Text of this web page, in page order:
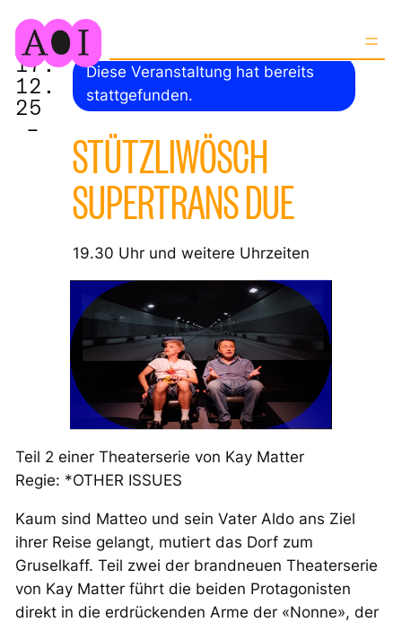
Diese Veranstaltung hat bereits
stattgefunden.
STÜTZLIWÖSCH
SUPERTRANS DUE
19.30 Uhr und weitere Uhrzeiten
17.
12.
25
–
Teil 2 einer Theaterserie von Kay Matter
Regie: *OTHER ISSUES
Kaum sind Matteo und sein Vater Aldo ans Ziel
ihrer Reise gelangt, mutiert das Dorf zum
Gruselkaff. Teil zwei der brandneuen Theaterserie
von Kay Matter führt die beiden Protagonisten
direkt in die erdrückenden Arme der «Nonne», der